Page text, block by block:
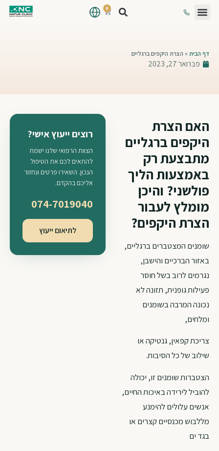
0
דף הבית » הצרת היקפים ברגליים
פברואר 27, 2023
האם הצרת
היקפים ברגליים
מתבצעת רק
באמצעות הליך
פולשני? והיכן
מומלץ לעבור
הצרת היקפים?
שומנים המצטברים ברגליים,
באזור הברכיים והישבן,
נגרמים לרוב בשל חוסר
פעילות גופנית, תזונה לא
נכונה המרבה בשומנים
ומלחים,
צריכת קפאין, גנטיקה או
שילוב של כל הסיבות.
הצטברות שומנים זו, יכולה
להוביל לירידה באיכות החיים,
אנשים עלולים להימנע
מללבוש מכנסיים קצרים או
בגד ים
רוצים ייעוץ אישי?
הצוות הרפואי שלנו ישמח
להתאים לכם את הטיפול
הנכון. השאירו פרטים ונחזור
אליכם בהקדם.
074-7019040
לתיאום ייעוץ